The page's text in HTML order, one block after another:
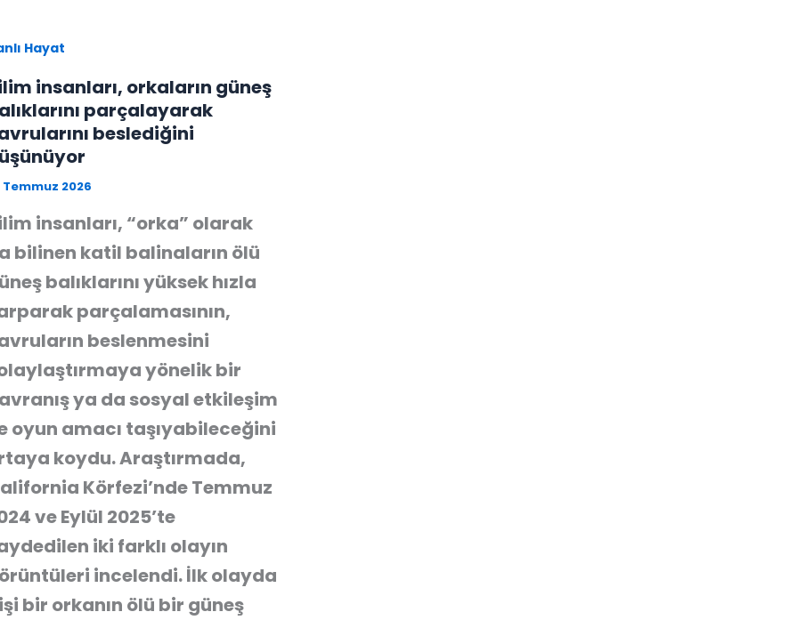
Hayat
insanları, orkaların güneş
parçalayarak
beslediğini
Temmuz 2026
insanları, “orka” olarak
bilinen katil balinaların ölü
balıklarını yüksek hızla
parçalamasının,
beslenmesini
yönelik bir
ya da sosyal etkileşim
oyun amacı taşıyabileceğini
koydu. Araştırmada,
Körfezi’nde Temmuz
ve Eylül 2025’te
iki farklı olayın
incelendi. İlk olayda
bir orkanın ölü bir güneş